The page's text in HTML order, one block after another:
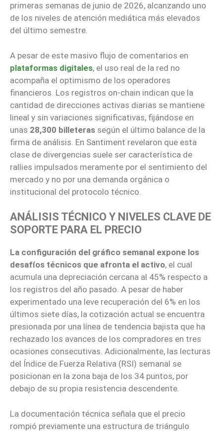
primeras semanas de junio de 2026, alcanzando uno
de los niveles de atención mediática más elevados
del último semestre.
A pesar de este masivo flujo de comentarios en
plataformas digitales, el uso real de la red no
acompaña el optimismo de los operadores
financieros. Los registros on-chain indican que la
cantidad de direcciones activas diarias se mantiene
lineal y sin variaciones significativas, fijándose en
unas 28,300 billeteras según el último balance de la
firma de análisis. En Santiment revelaron que esta
clase de divergencias suele ser característica de
rallies impulsados meramente por el sentimiento del
mercado y no por una demanda orgánica o
institucional del protocolo técnico.
ANÁLISIS TÉCNICO Y NIVELES CLAVE DE
SOPORTE PARA EL PRECIO
La configuración del gráfico semanal expone los
desafíos técnicos que afronta el activo, el cual
acumula una depreciación cercana al 45% respecto a
los registros del año pasado. A pesar de haber
experimentado una leve recuperación del 6% en los
últimos siete días, la cotización actual se encuentra
presionada por una línea de tendencia bajista que ha
rechazado los avances de los compradores en tres
ocasiones consecutivas. Adicionalmente, las lecturas
del Índice de Fuerza Relativa (RSI) semanal se
posicionan en la zona baja de los 34 puntos, por
debajo de su propia resistencia descendente.
La documentación técnica señala que el precio
rompió previamente una estructura de triángulo